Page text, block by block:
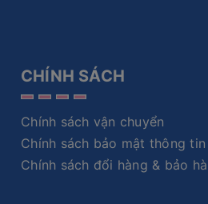
CHÍNH SÁCH
Chính sách vận chuyển
Chính sách bảo mật thông tin
Chính sách đổi hàng & bảo